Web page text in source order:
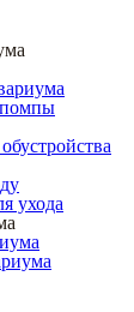
ухода